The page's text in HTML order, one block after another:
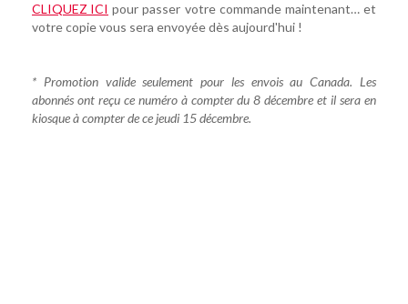
CLIQUEZ ICI pour passer votre commande maintenant… et
votre copie vous sera envoyée dès aujourd'hui !
* Promotion valide seulement pour les envois au Canada. Les
abonnés ont reçu ce numéro à compter du 8 décembre et il sera en
kiosque à compter de ce jeudi 15 décembre.